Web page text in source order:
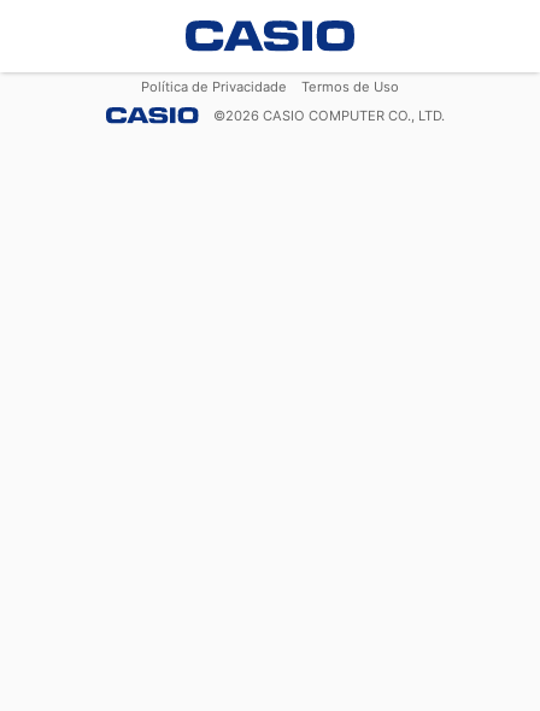
Política de Privacidade
Termos de Uso
©2026 CASIO COMPUTER CO., LTD.